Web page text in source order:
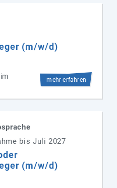
(m/w/d)
mehr erfahren
bis Juli 2027
(m/w/d)